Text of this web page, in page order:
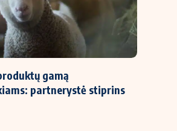
Laisvalaikis
gamą
partnerystė stiprins